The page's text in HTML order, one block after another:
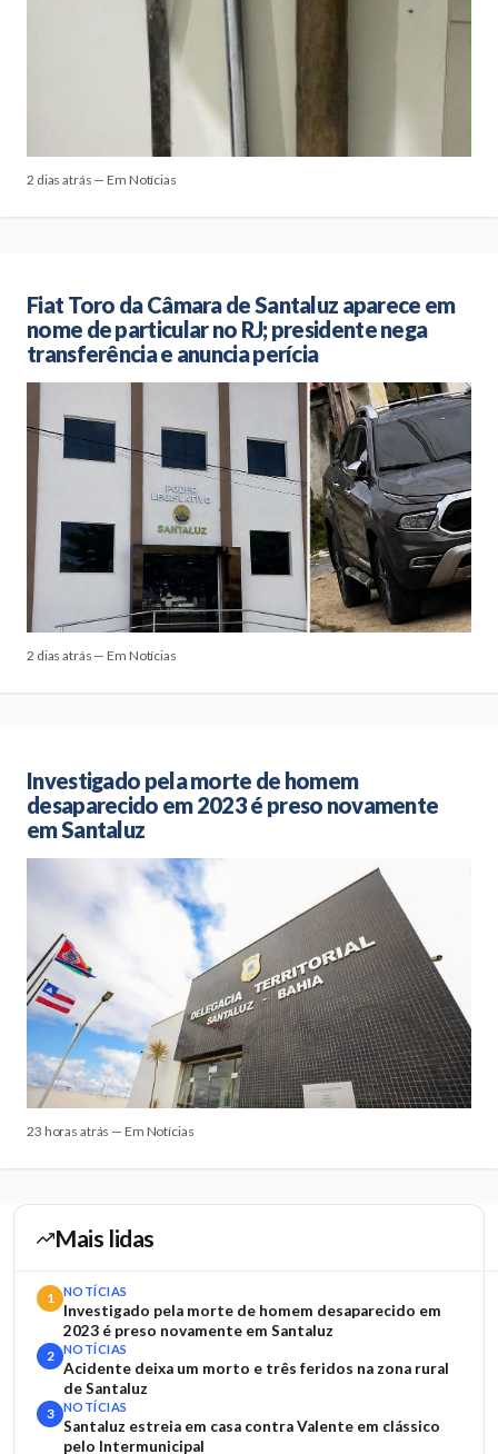
2 dias atrás — Em Notícias
Fiat Toro da Câmara de Santaluz aparece em
nome de particular no RJ; presidente nega
transferência e anuncia perícia
2 dias atrás — Em Notícias
Investigado pela morte de homem
desaparecido em 2023 é preso novamente
em Santaluz
23 horas atrás — Em Notícias
Mais lidas
1 NOTÍCIAS
Investigado pela morte de homem desaparecido em
2023 é preso novamente em Santaluz
2 NOTÍCIAS
Acidente deixa um morto e três feridos na zona rural
de Santaluz
3 NOTÍCIAS
Santaluz estreia em casa contra Valente em clássico
pelo Intermunicipal